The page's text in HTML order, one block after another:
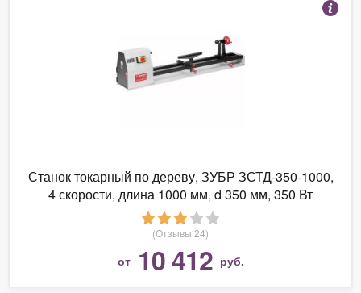
Станок токарный по дереву, ЗУБР ЗСТД-350-1000,
4 скорости, длина 1000 мм, d 350 мм, 350 Вт
(Отзывы 24)
от 10 412 руб.